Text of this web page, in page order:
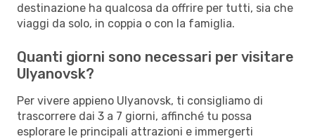
destinazione ha qualcosa da offrire per tutti, sia che
viaggi da solo, in coppia o con la famiglia.
Quanti giorni sono necessari per visitare
Ulyanovsk?
Per vivere appieno Ulyanovsk, ti consigliamo di
trascorrere dai 3 a 7 giorni, affinché tu possa
esplorare le principali attrazioni e immergerti